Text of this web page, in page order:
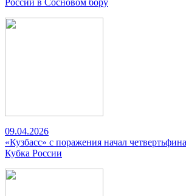
России в Сосновом бору
09.04.2026
«Кузбасс» с поражения начал
Кубка России